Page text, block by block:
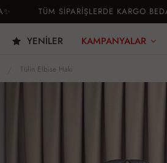
TÜM SİPARİŞLERDE KARGO BEDAVA✨
YENILER KAMPANYALAR
Tülin Elbise Haki